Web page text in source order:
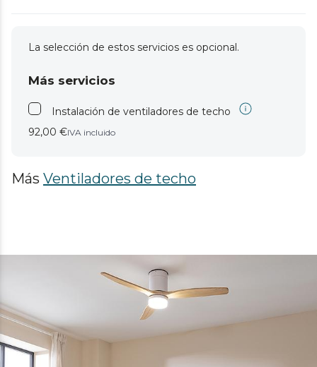
La selección de estos servicios es opcional.
Más servicios
Instalación de ventiladores de techo
92,00 €IVA incluido
Más Ventiladores de techo